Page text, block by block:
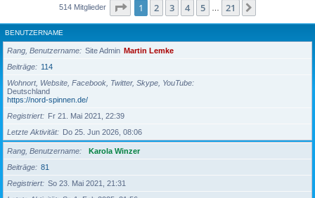
514 Mitglieder Seite 1von 21
1 2 3 4 5 21
BENUTZERNAME
Rang, Benutzername Site Admin Martin Lemke
Beiträge
114
Wohnort, Website, Facebook, Twitter, Skype, YouTube
Deutschland
https://nord-spinnen.de/
Registriert
Fr 21. Mai 2021, 22:39
Letzte Aktivität
Do 25. Jun 2026, 08:06
Rang, Benutzername
Karola Winzer
Beiträge
81
Registriert
So 23. Mai 2021, 21:31